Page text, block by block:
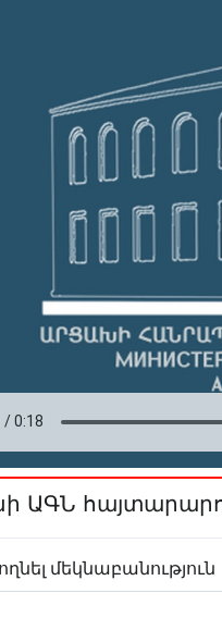
ԱԳՆ
մեկնաբանություն